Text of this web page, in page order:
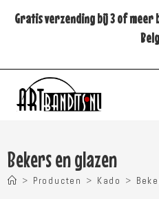
naarGratis verzending bij 3 of meer
Bekers en glazen
> Producten > Kado >